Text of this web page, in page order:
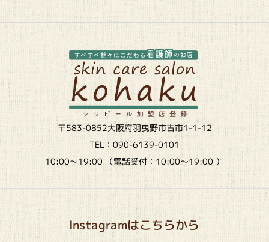
〒583-0852大阪府羽曳野市古市1-1-12
TEL：090-6139-0101
10:00～19:00 （電話受付：10:00～19:00 ）
Instagramはこちらから